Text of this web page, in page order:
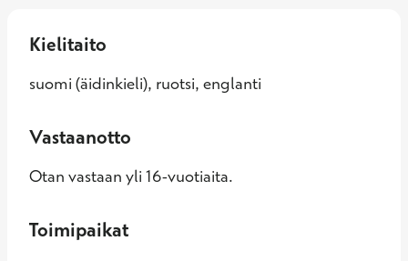
Kielitaito
suomi (äidinkieli), ruotsi, englanti
Vastaanotto
Otan vastaan yli 16-vuotiaita.
Toimipaikat